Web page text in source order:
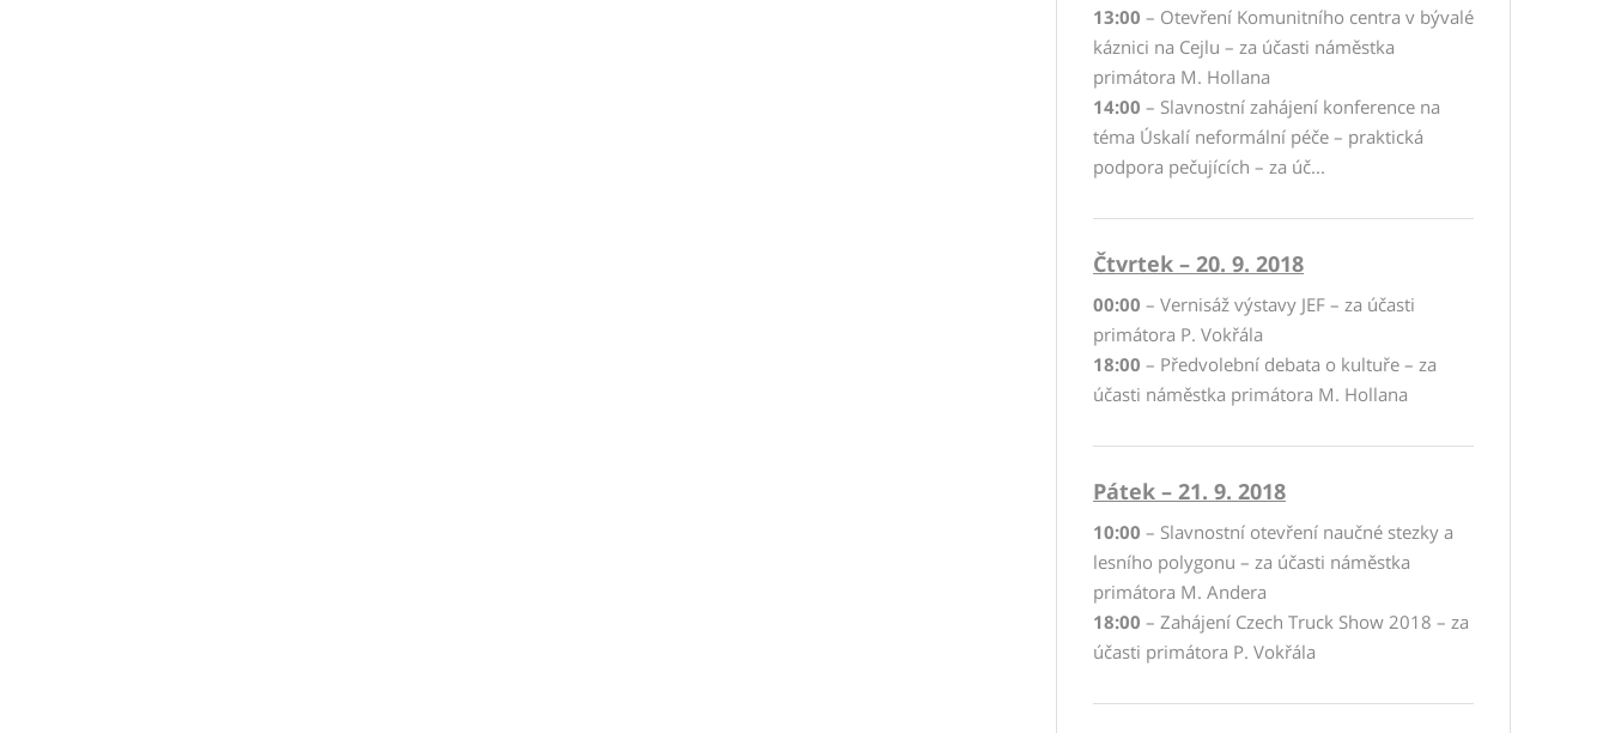
13:00 – Otevření Komunitního centra v bývalé
káznici na Cejlu – za účasti náměstka
primátora M. Hollana
14:00 – Slavnostní zahájení konference na
téma Úskalí neformální péče – praktická
podpora pečujících – za úč...
Čtvrtek – 20. 9. 2018
00:00 – Vernisáž výstavy JEF – za účasti
primátora P. Vokřála
18:00 – Předvolební debata o kultuře – za
účasti náměstka primátora M. Hollana
Pátek – 21. 9. 2018
10:00 – Slavnostní otevření naučné stezky a
lesního polygonu – za účasti náměstka
primátora M. Andera
18:00 – Zahájení Czech Truck Show 2018 – za
účasti primátora P. Vokřála